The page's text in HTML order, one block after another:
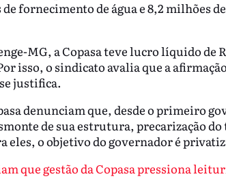
fornecimento de água e 8,2 milhões
MG, a Copasa teve lucro líquido de
isso, o sindicato avalia que a
justifica.
denunciam que, desde o primeiro
de sua estrutura, precarização
eles, o objetivo do governador é
que gestão da Copasa pressiona